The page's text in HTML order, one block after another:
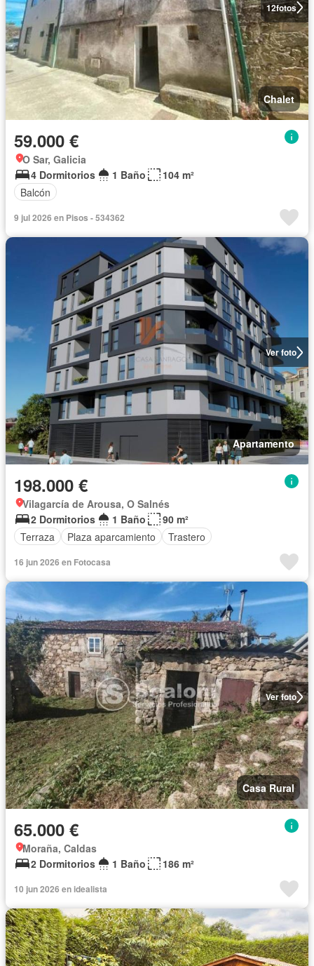
12fotos
Chalet
59.000 €
O Sar, Galicia
4 Dormitorios
1 Baño
104 m²
Balcón
9 jul 2026 en Pisos - 534362
Ver foto
Apartamento
198.000 €
Vilagarcía de Arousa, O Salnés
2 Dormitorios
1 Baño
90 m²
Terraza
Plaza aparcamiento Trastero
16 jun 2026 en Fotocasa
Ver foto
Casa Rural
65.000 €
Moraña, Caldas
2 Dormitorios
1 Baño 186 m²
10 jun 2026 en idealista